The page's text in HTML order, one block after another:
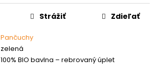
Pančuchy
zelená
100% BIO bavlna – rebrovaný úplet
Strážiť Zdieľať